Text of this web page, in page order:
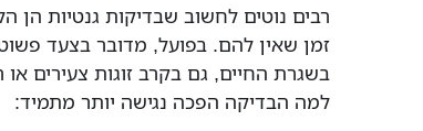
רבים נוטים לחשוב שבדיקות גנטיות הן
זמן שאין להם. בפועל, מדובר בצעד
בשגרת החיים, גם בקרב זוגות צעירים או
למה הבדיקה הפכה נגישה יותר מתמיד: